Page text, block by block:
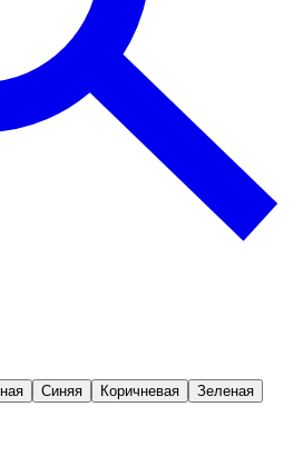
Синяя Коричневая Зеленая